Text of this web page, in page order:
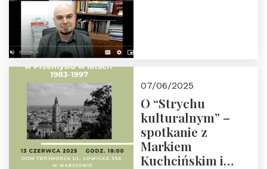
07/06/2025
O “Strychu
kulturalnym” –
spotkanie z
Markiem
Kuchcińskim i